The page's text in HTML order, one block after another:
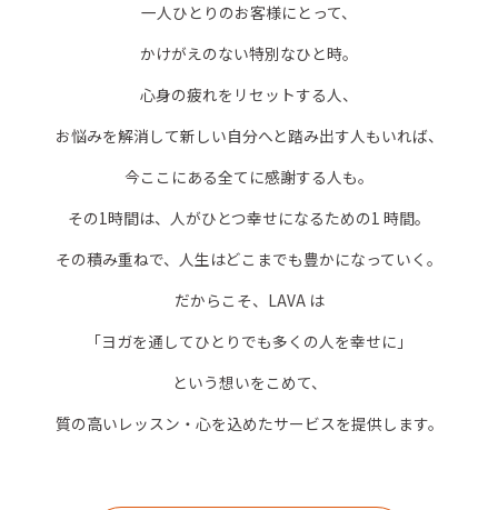
一人ひとりのお客様にとって、
かけがえのない特別なひと時。
心身の疲れをリセットする人、
お悩みを解消して新しい自分へと踏み出す人もいれば、
今ここにある全てに感謝する人も。
その1時間は、人がひとつ幸せになるための1 時間。
その積み重ねで、人生はどこまでも豊かになっていく。
だからこそ、LAVA は
「ヨガを通してひとりでも多くの人を幸せに」
という想いをこめて、
質の高いレッスン・心を込めたサービスを提供します。